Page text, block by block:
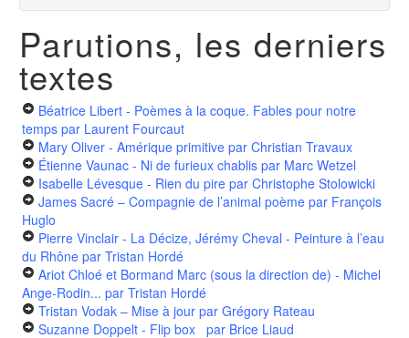
Parutions, les derniers
textes
Béatrice Libert - Poèmes à la coque. Fables pour notre
temps par Laurent Fourcaut
Mary Oliver - Amérique primitive par Christian Travaux
Étienne Vaunac - Ni de furieux chablis par Marc Wetzel
Isabelle Lévesque - Rien du pire par Christophe Stolowicki
James Sacré – Compagnie de l’animal poème par François
Huglo
Pierre Vinclair - La Décize, Jérémy Cheval - Peinture à l’eau
du Rhône par Tristan Hordé
Ariot Chloé et Bormand Marc (sous la direction de) - Michel
Ange-Rodin... par Tristan Hordé
Tristan Vodak – Mise à jour par Grégory Rateau
Suzanne Doppelt - Flip box par Brice Liaud